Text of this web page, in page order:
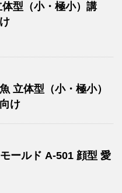
型（小・極小）講
立体型（小・極小）
け
ールド A-501 顔型 愛